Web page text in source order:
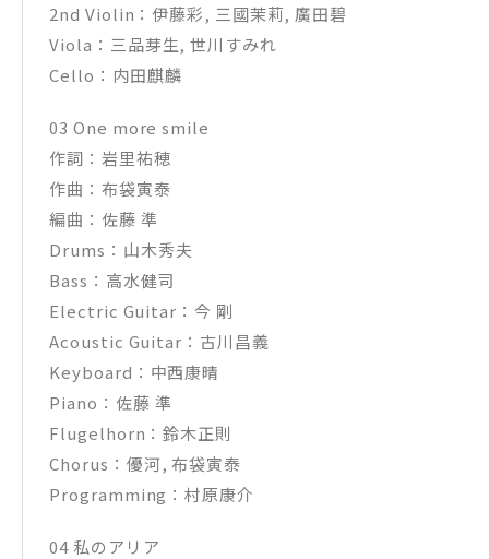
2nd Violin：伊藤彩, 三國茉莉, 廣田碧
Viola：三品芽生, 世川すみれ
Cello：内田麒麟
03 One more smile
作詞：岩里祐穂
作曲：布袋寅泰
編曲：佐藤 準
Drums：山木秀夫
Bass：高水健司
Electric Guitar：今 剛
Acoustic Guitar：古川昌義
Keyboard：中西康晴
Piano：佐藤 準
Flugelhorn：鈴木正則
Chorus：優河, 布袋寅泰
Programming：村原康介
04 私のアリア